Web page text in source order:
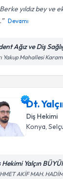
yıldız bey ve
Devamı
Ağız ve Diş
Yakup Mahallesi
Dt.
Diş Hekimi
Konya ,
Hekimi Yalçın
AKİF MAH.